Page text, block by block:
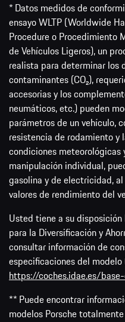
* Datos medidos de
ensayo WLTP (Worldwide
Procedure o Procedimiento
de Vehículos Ligeros), un
realista para determinar los
contaminantes (CO₂),
accesorias y los
neumáticos, etc.) pueden
parámetros de un vehículo,
resistencia de rodamiento y
condiciones meteorológicas
manipulación individual,
gasolina y de electricidad, al
valores de rendimiento del
Usted tiene a su
para la Diversificación y
consultar información de
especificaciones del modelo
https://coches.idae.es/
** Puede encontrar
modelos Porsche